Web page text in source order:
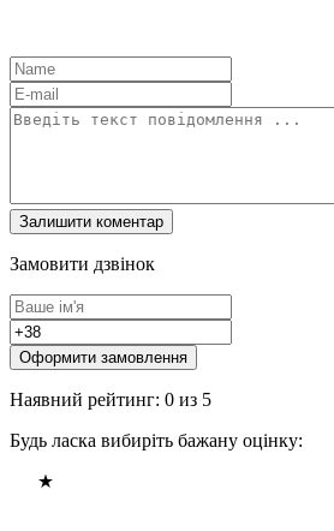
Замовити дзвінок
Оформити замовлення
Наявний рейтинг: 0 из 5
Будь ласка вибиріть бажану оцінку: